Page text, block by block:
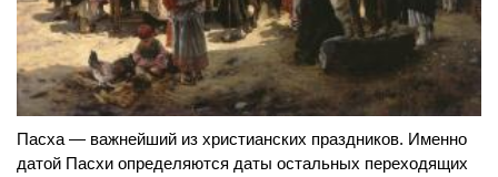
Пасха — важнейший из христианских праздников. Именно
датой Пасхи определяются даты остальных переходящих